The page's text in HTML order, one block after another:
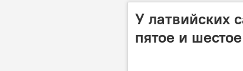
У латвийских
пятое и